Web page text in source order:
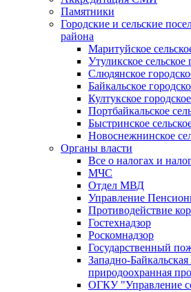
Памятники
Городские и сельские
района
Маритуйское
Утуликское сельское
Слюдянское
Байкальское
Култукское
Портбайкальское
Быстринское
Новоснежнинское
Органы власти
Все о налогах и
МЧС
Отдел МВД
Управление
Противодействие
Гостехнадзор
Роскомнадзор
Государственный
Западно-
природоохранная
ОГКУ "Управление